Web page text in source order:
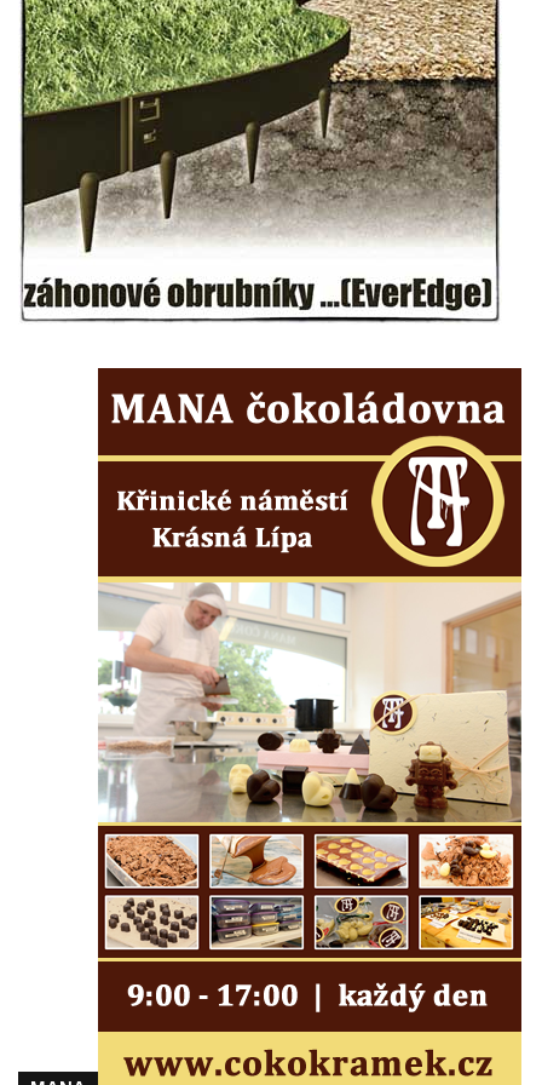
Mikulášovicích
Wäberův kříž v zahradě domu čp. 184 v
Mikulášovicích
Kříž na louce v horních Mikulášovicích
Posteltův kříž naproti domu ev.č. 29 v
Mikulášovicích
Kříž Neubaukreuz u domu čp. 698 v
Kříž manželů Endlerových u továrního
Meyerův kříž východně od Mikulášovic
Herltův kříž u Mikova v Mikulášovicích
Kříž u Borských u domu čp. 859 v
Mikulášovicích
Kříž Ließnerových naproti Mikovu v
Mikulášovicích
Kříž u Mikulášovického potoka poblíž
Mikovu v Mikulášovicích
Lissnerův kříž u domu čp. 39 v
Mikulášovicích
Hampelův kříž u bývalých kasáren v
Mikulášovicích
Marchnerův (Zelený) kříž naproti domu čp.
Schneiderův kříž před domem čp. 55 v
Kříž na Kostelní stezce v Mikulášovicích